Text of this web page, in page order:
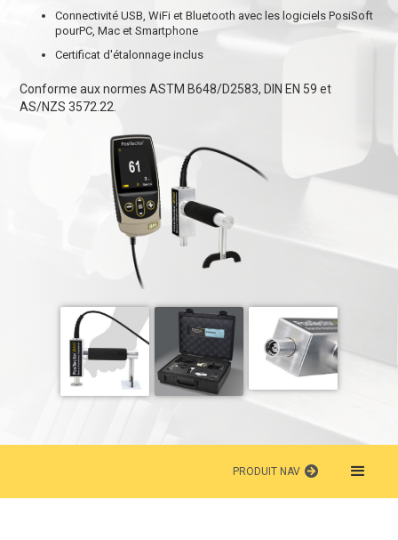
Connectivité USB, WiFi et Bluetooth avec les logiciels PosiSoft
pourPC, Mac et Smartphone
Certificat d'étalonnage inclus
Conforme aux normes ASTM B648/D2583, DIN EN 59 et
AS/NZS 3572.22.
PRODUIT NAV